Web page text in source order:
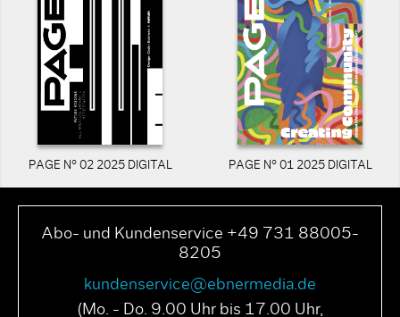
PAGE N° 02 2025 DIGITAL PAGE N° 01 2025 DIGITAL
Abo- und Kundenservice +49 731 88005-
8205
kundenservice@ebnermedia.de
(Mo. - Do. 9.00 Uhr bis 17.00 Uhr,